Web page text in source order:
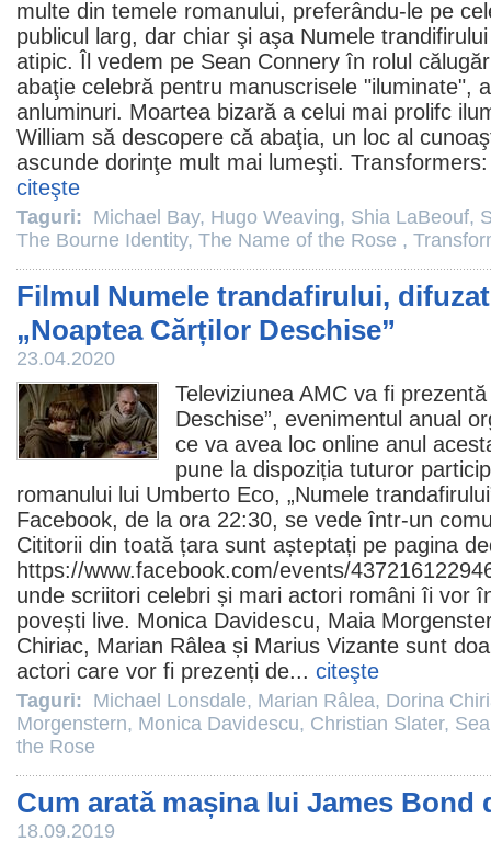
multe din temele romanului, preferându-le pe
publicul larg, dar chiar şi aşa Numele
atipic. Îl vedem pe Sean Connery în rolul
abaţie celebră pentru manuscrisele "iluminate",
anluminuri. Moartea bizară a celui mai prolifc
William să descopere că abaţia, un loc al
ascunde dorinţe mult mai lumeşti.
citeşte
Taguri: Michael Bay, Hugo Weaving, Shia LaBeouf,
The Bourne Identity, The Name of the Rose ,
Filmul Numele trandafirului,
„Noaptea Cărților Deschise”
23.04.2020
Televiziunea AMC va fi
Deschise”, evenimentul anual
ce va avea loc online anul
pune la dispoziția tuturor
romanului lui Umberto Eco, „Numele trandafirului
Facebook, de la ora 22:30, se vede într-un
Cititorii din toată țara sunt așteptați pe pagina
https://www.facebook.com/events/
unde scriitori celebri și mari actori români îi vor
povești live. Monica Davidescu, Maia
Chiriac, Marian Râlea și Marius Vizante sunt
actori care vor fi prezenți de... citeşte
Taguri: Michael Lonsdale, Marian Râlea, Dorina
Morgenstern, Monica Davidescu, Christian Slater,
the Rose
Cum arată mașina lui James Bond
18.09.2019